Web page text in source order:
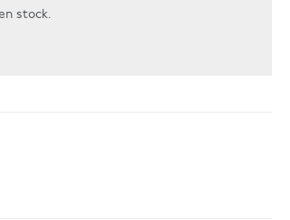
stock.